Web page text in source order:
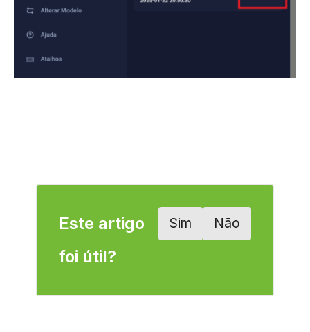
Este artigo
foi útil?
Sim Não